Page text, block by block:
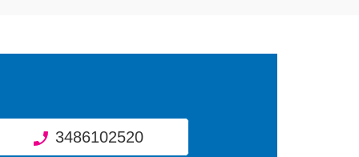
3486102520